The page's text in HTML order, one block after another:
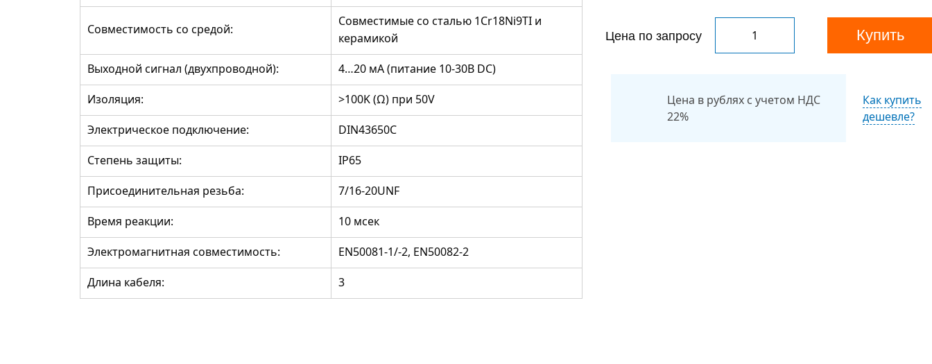
Цена по запросу Купить
Цена в рублях с учетом НДС
22%
Как купить
дешевле?
Совместимость со средой:
Совместимые со сталью 1Cr18Ni9TI и
керамикой
Выходной сигнал (двухпроводной):
4…20 мА (питание 10-30В DC)
Изоляция:
>100K (Ω) при 50V
Электрическое подключение:
DIN43650C
Степень защиты:
IP65
Присоединительная резьба:
7/16-20UNF
Время реакции:
10 мсек
Электромагнитная совместимость:
EN50081-1/-2, EN50082-2
Длина кабеля:
3